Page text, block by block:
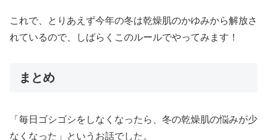
これで、とりあえず今年の冬は乾燥肌のかゆみから解放さ
れているので、しばらくこのルールでやってみます！
まとめ
「毎日ゴシゴシをしなくなったら、冬の乾燥肌の悩みが少
なくなった」というお話でした。